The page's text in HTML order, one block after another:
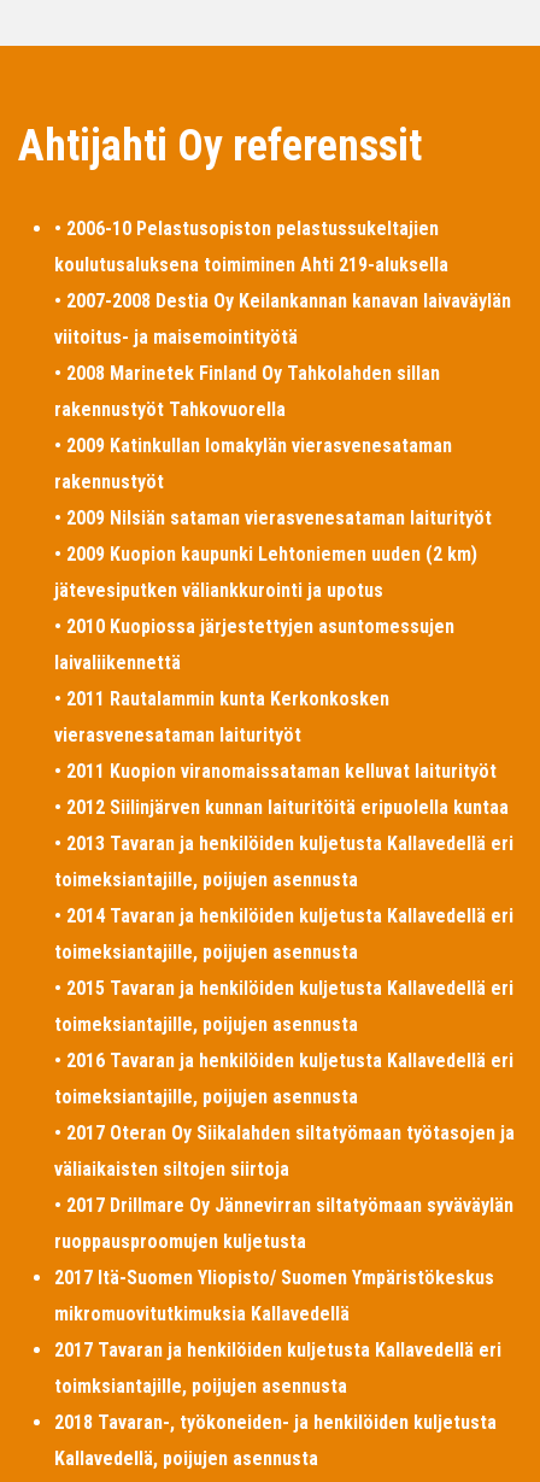
Ahtijahti Oy referenssit
• 2006-10 Pelastusopiston pelastussukeltajien
koulutusaluksena toimiminen Ahti 219-aluksella
• 2007-2008 Destia Oy Keilankannan kanavan laivaväylän
viitoitus- ja maisemointityötä
• 2008 Marinetek Finland Oy Tahkolahden sillan
rakennustyöt Tahkovuorella
• 2009 Katinkullan lomakylän vierasvenesataman
rakennustyöt
• 2009 Nilsiän sataman vierasvenesataman laiturityöt
• 2009 Kuopion kaupunki Lehtoniemen uuden (2 km)
jätevesiputken väliankkurointi ja upotus
• 2010 Kuopiossa järjestettyjen asuntomessujen
laivaliikennettä
• 2011 Rautalammin kunta Kerkonkosken
vierasvenesataman laiturityöt
• 2011 Kuopion viranomaissataman kelluvat laiturityöt
• 2012 Siilinjärven kunnan laituritöitä eripuolella kuntaa
• 2013 Tavaran ja henkilöiden kuljetusta Kallavedellä eri
toimeksiantajille, poijujen asennusta
• 2014 Tavaran ja henkilöiden kuljetusta Kallavedellä eri
toimeksiantajille, poijujen asennusta
• 2015 Tavaran ja henkilöiden kuljetusta Kallavedellä eri
toimeksiantajille, poijujen asennusta
• 2016 Tavaran ja henkilöiden kuljetusta Kallavedellä eri
toimeksiantajille, poijujen asennusta
• 2017 Oteran Oy Siikalahden siltatyömaan työtasojen ja
väliaikaisten siltojen siirtoja
• 2017 Drillmare Oy Jännevirran siltatyömaan syväväylän
ruoppausproomujen kuljetusta
2017 Itä-Suomen Yliopisto/ Suomen Ympäristökeskus
mikromuovitutkimuksia Kallavedellä
2017 Tavaran ja henkilöiden kuljetusta Kallavedellä eri
toimksiantajille, poijujen asennusta
2018 Tavaran-, työkoneiden- ja henkilöiden kuljetusta
Kallavedellä, poijujen asennusta